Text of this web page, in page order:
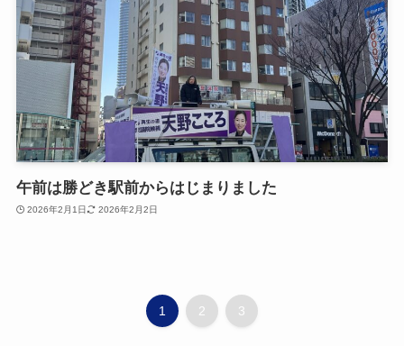
午前は勝どき駅前からはじまりました
2026年2月1日 2026年2月2日
1 2 3